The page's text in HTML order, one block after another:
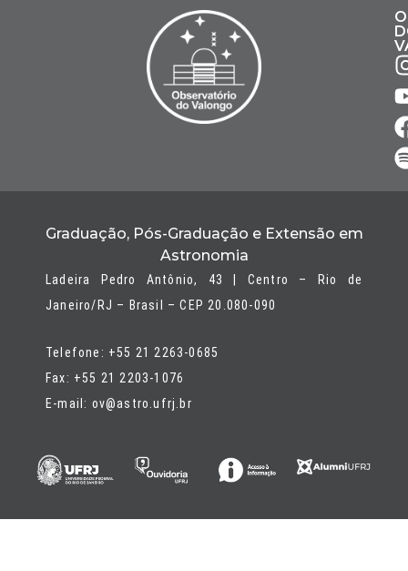
Graduação, Pós-Graduação e Extensão em
Astronomia
Ladeira Pedro Antônio, 43 | Centro – Rio de
Janeiro/RJ – Brasil – CEP 20.080-090
Telefone: +55 21 2263-0685
Fax: +55 21 2203-1076
E-mail: ov@astro.ufrj.br